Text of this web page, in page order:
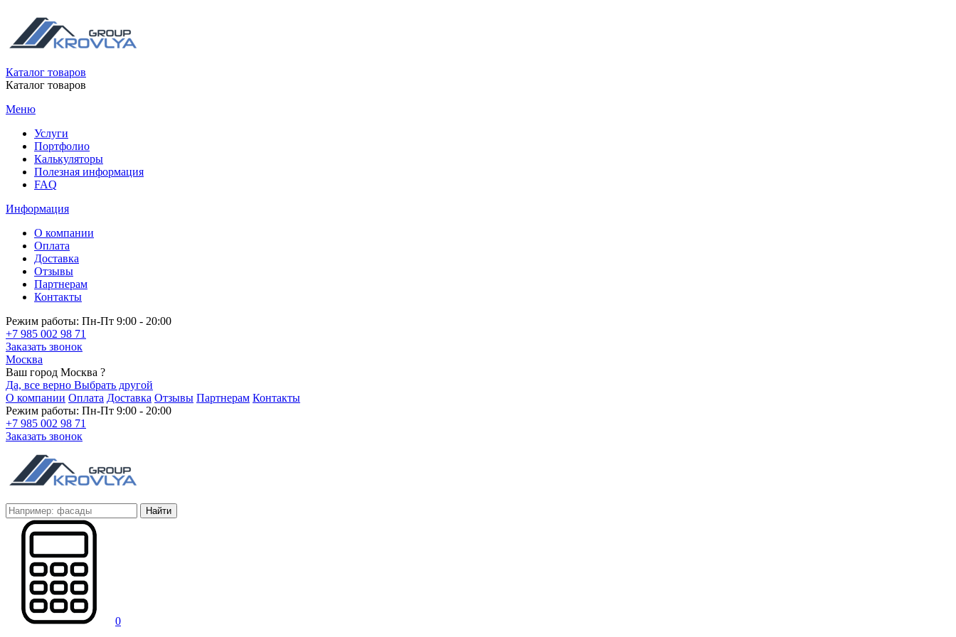
Каталог товаров
Каталог товаров
Меню
Услуги
Портфолио
Калькуляторы
Полезная информация
FAQ
Информация
О компании
Оплата
Доставка
Отзывы
Партнерам
Контакты
Режим работы: Пн-Пт 9:00 - 20:00
+7 985 002 98 71
Заказать звонок
Москва
Ваш город Москва ?
Да, все верно Выбрать другой
О компании Оплата Доставка Отзывы Партнерам Контакты
Режим работы: Пн-Пт 9:00 - 20:00
+7 985 002 98 71
Заказать звонок
Найти
0